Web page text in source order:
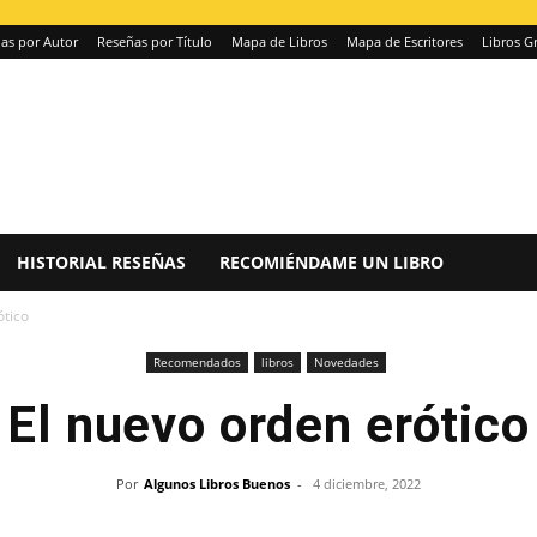
por Autor Reseñas por Título Mapa de Libros Mapa de Escritores Libros
HISTORIAL RESEÑAS RECOMIÉNDAME UN LIBRO
Recomendados libros Novedades
El nuevo orden erótico
Por Algunos Libros Buenos - 4 diciembre, 2022